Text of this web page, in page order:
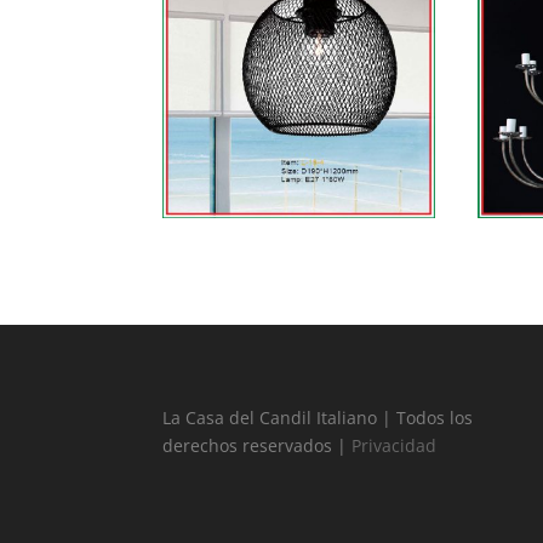
La Casa del Candil Italiano | Todos los
derechos reservados | Privacidad